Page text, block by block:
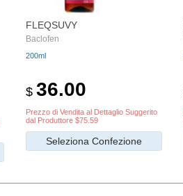
FLEQSUVY
Baclofen
200ml
$ 36.00
Prezzo di Vendita al Dettaglio Suggerito
dal Produttore $75.59
Seleziona Confezione